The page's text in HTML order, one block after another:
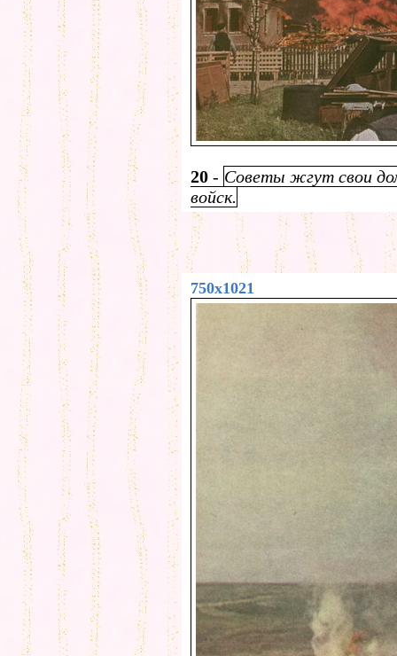
20 - Советы жгут свои
войск.
750x1021